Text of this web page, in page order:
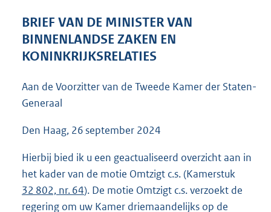
e
b
BRIEF VAN DE MINISTER VAN
BINNENLANDSE ZAKEN EN
KONINKRIJKSRELATIES
Aan de Voorzitter van de Tweede Kamer der Staten-
Generaal
Den Haag, 26 september 2024
Hierbij bied ik u een geactualiseerd overzicht aan in
het kader van de motie Omtzigt c.s. (Kamerstuk
32 802, nr. 64). De motie Omtzigt c.s. verzoekt de
regering om uw Kamer driemaandelijks op de